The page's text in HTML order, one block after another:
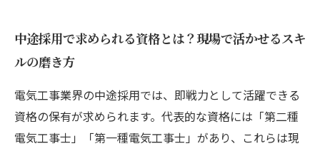
中途採用で求められる資格とは？現場で活かせるスキ
ルの磨き方
電気工事業界の中途採用では、即戦力として活躍できる
資格の保有が求められます。代表的な資格には「第二種
電気工事士」「第一種電気工事士」があり、これらは現